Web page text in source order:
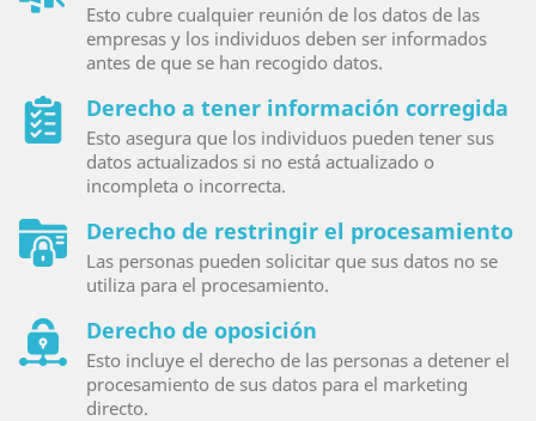
Esto cubre cualquier reunión de los datos de las
empresas y los individuos deben ser informados
antes de que se han recogido datos.
Derecho a tener información corregida
Esto asegura que los individuos pueden tener sus
datos actualizados si no está actualizado o
incompleta o incorrecta.
Derecho de restringir el procesamiento
Las personas pueden solicitar que sus datos no se
utiliza para el procesamiento.
Derecho de oposición
Esto incluye el derecho de las personas a detener el
procesamiento de sus datos para el marketing
directo.